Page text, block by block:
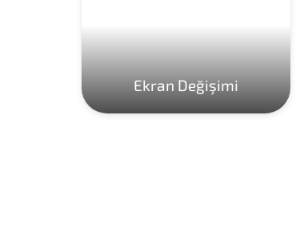
Ekran Değişimi